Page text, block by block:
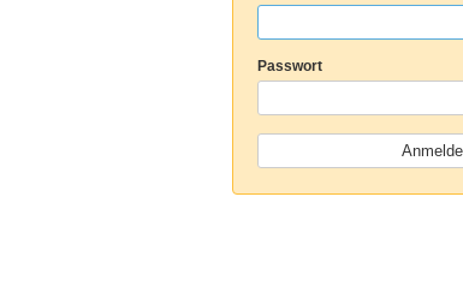
Passwort